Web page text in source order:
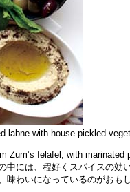
labne with house pickled
Zum’s felafel, with
中には、程好くスパイスの効
味わいになっているのがおも